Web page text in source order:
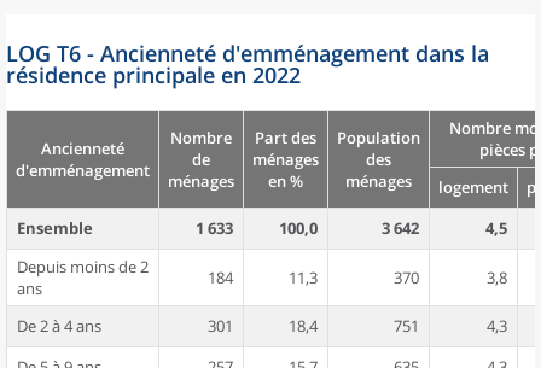
LOG T6 - Ancienneté d'emménagement dans la
résidence principale en 2022
Ancienneté
d'emménagement
Nombre
de
ménages
Part des
ménages
en %
Population
des
ménages
Nombre
pièces
logement
Ensemble
1 633 100,0 3 642
4,5
Depuis moins de 2
ans
184 11,3 370 3,8
De 2 à 4 ans 301 18,4 751
4,3